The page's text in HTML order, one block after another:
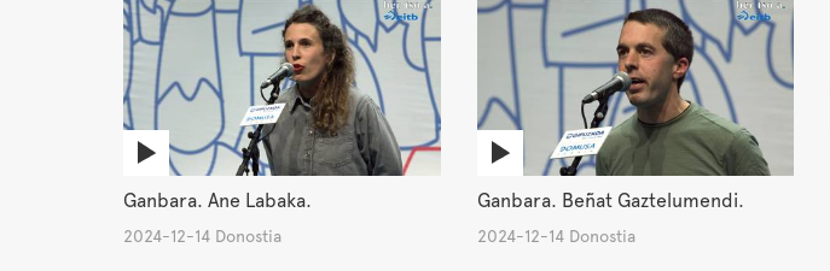
Ganbara. Ane Labaka.
2024-12-14 Donostia
Ganbara. Beñat Gaztelumendi.
2024-12-14 Donostia